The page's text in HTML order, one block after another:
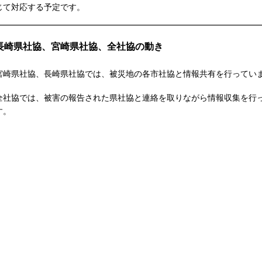
て対応する予定です。
崎県社協、宮崎県社協、全社協の動き
崎県社協、長崎県社協では、被災地の各市社協と情報共有を行ってい
社協では、被害の報告された県社協と連絡を取りながら情報収集を行